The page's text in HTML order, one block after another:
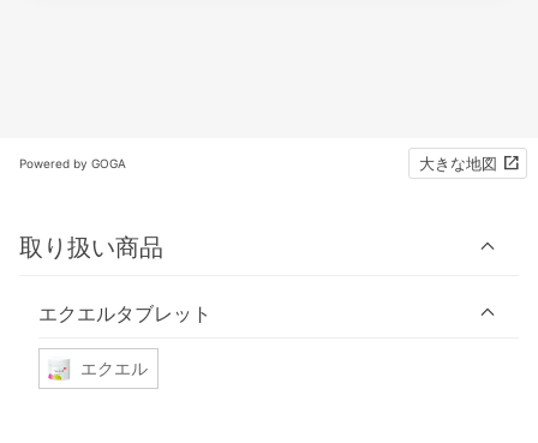
Powered by GOGA 大きな地図
取り扱い商品
エクエルタブレット
エクエル